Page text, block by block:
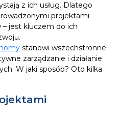
z ich usług. Dlatego
projektami
– jest kluczem do ich
stanowi wszechstronne
zarządzanie i działanie
W jaki sposób? Oto kilka